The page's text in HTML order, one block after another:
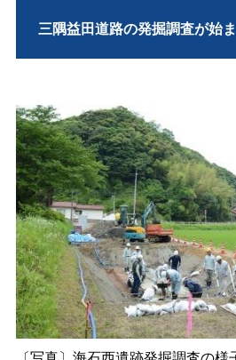
三隅益田道路の発掘調査が始